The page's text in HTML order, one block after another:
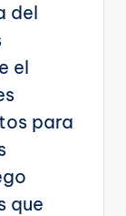
del
el
para
que